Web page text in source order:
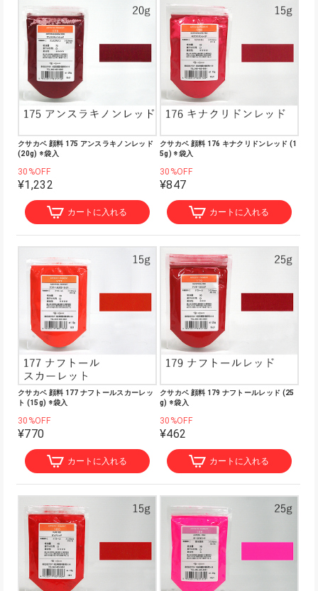
クサカベ 顔料 175 アンスラキノンレッド
(20g) ※袋入
30%OFF
¥1,232
カートに入れる
クサカベ 顔料 176 キナクリドンレッド (1
5g) ※袋入
30%OFF
¥847
カートに入れる
クサカベ 顔料 177 ナフトールスカーレッ
ト (15g) ※袋入
30%OFF
¥770
カートに入れる
クサカベ 顔料 179 ナフトールレッド (25
g) ※袋入
30%OFF
¥462
カートに入れる